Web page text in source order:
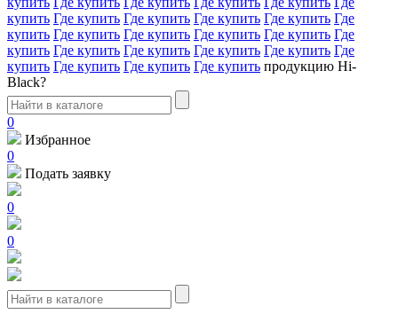
купить Где купить Где купить Где купить Где купить Где
купить Где купить Где купить Где купить Где купить Где
купить Где купить Где купить Где купить Где купить Где
купить Где купить Где купить Где купить продукцию Hi-
Black?
0
Избранное
0
Подать заявку
0
0